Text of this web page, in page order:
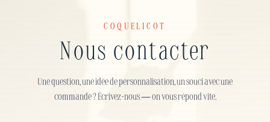
COQUELICOT
Nous contacter
Une question, une idée de personnalisation, un souci avec une
commande ? Écrivez-nous — on vous répond vite.